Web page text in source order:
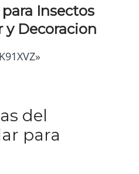
Insectos
y Decoracion
del
para